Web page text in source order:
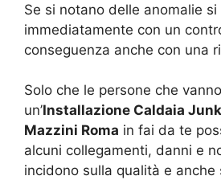
Se si notano delle anomalie si
immediatamente con un
conseguenza anche con una
Solo che le persone che
un’Installazione Caldaia
Mazzini Roma in fai da te
alcuni collegamenti, danni e
incidono sulla qualità e anche